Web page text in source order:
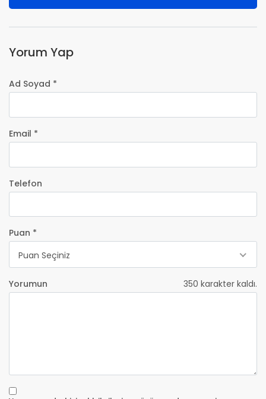
Yorum Yap
Ad Soyad *
Email *
Telefon
Puan *
Puan Seçiniz
Yorumun 350 karakter kaldı.